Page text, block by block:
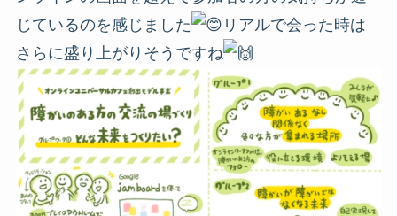
じているのを感じました
リアルで会った時は
さらに盛り上がりそうですね